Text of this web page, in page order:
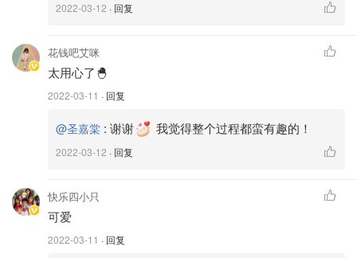
2022-03-12 · 回复
花钱吧艾咪
太用心了🐣
2022-03-11 · 回复
@圣嘉棠 : 谢谢 我觉得整个过程都蛮有趣的！
2022-03-12 · 回复
快乐四小只
可爱
2022-03-11 · 回复